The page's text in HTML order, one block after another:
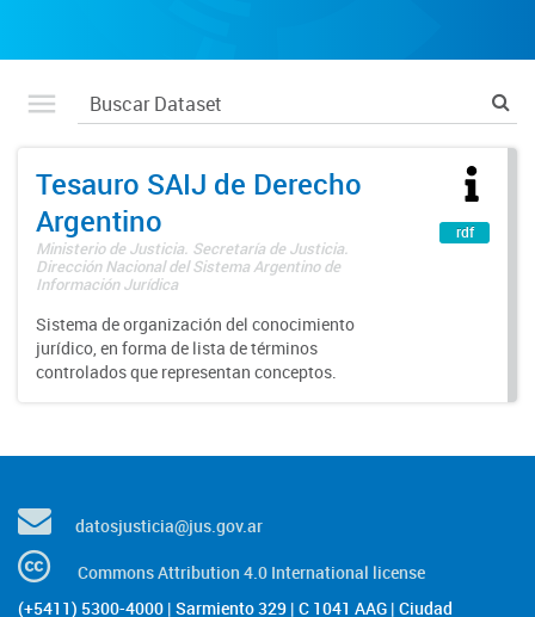
Tesauro SAIJ de Derecho
Argentino
Ministerio de Justicia. Secretaría de Justicia.
Dirección Nacional del Sistema Argentino de
Información Jurídica
Sistema de organización del conocimiento
jurídico, en forma de lista de términos
controlados que representan conceptos.
rdf
datosjusticia@jus.gov.ar
Commons Attribution 4.0 International license
(+5411) 5300-4000 | Sarmiento 329 | C 1041 AAG | Ciudad